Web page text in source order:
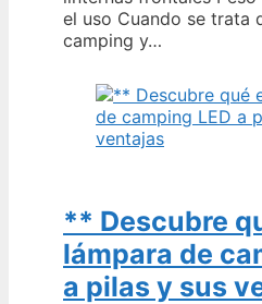
el uso Cuando se trata
camping y…
** Descubre
lámpara de
a pilas y sus